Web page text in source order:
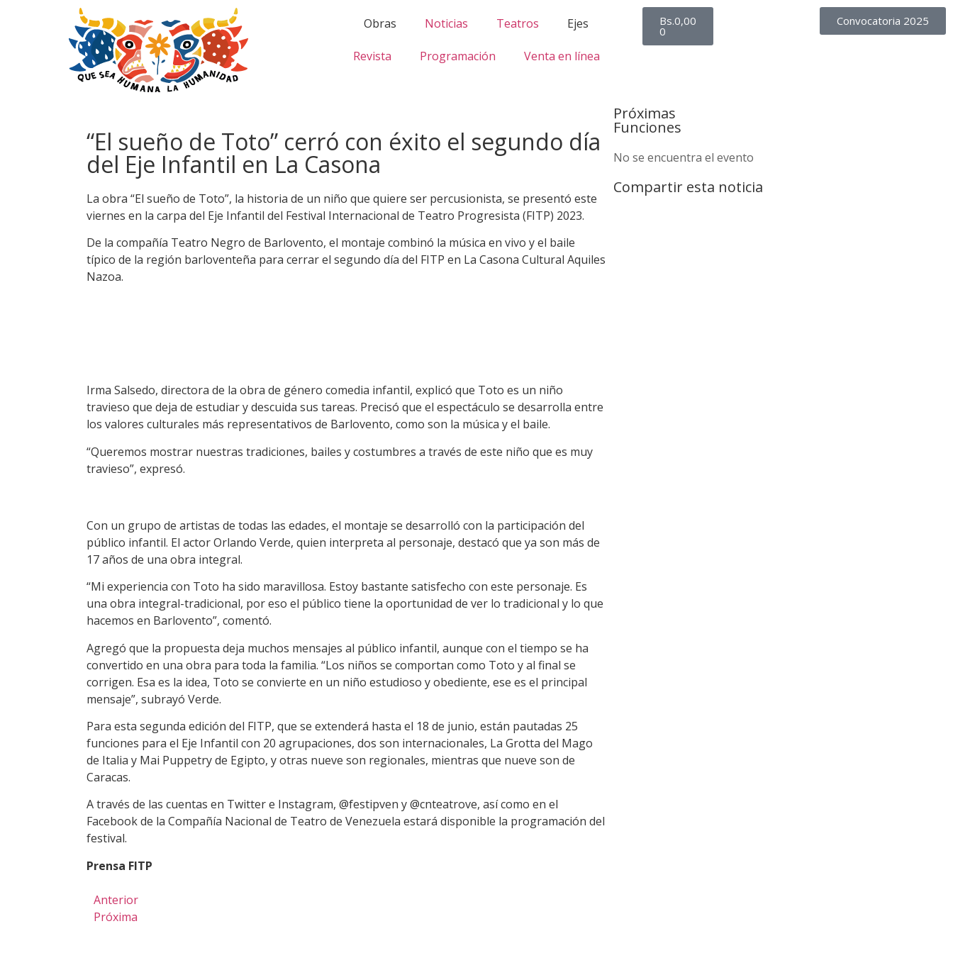
Obras Noticias Teatros Ejes
Revista Programación Venta en línea
Convocatoria 2025
Bs.0,00
0
“El sueño de Toto” cerró con éxito el segundo día
del Eje Infantil en La Casona
La obra “El sueño de Toto”, la historia de un niño que quiere ser percusionista, se presentó este
viernes en la carpa del Eje Infantil del Festival Internacional de Teatro Progresista (FITP) 2023.
De la compañía Teatro Negro de Barlovento, el montaje combinó la música en vivo y el baile
típico de la región barloventeña para cerrar el segundo día del FITP en La Casona Cultural Aquiles
Nazoa.
Irma Salsedo, directora de la obra de género comedia infantil, explicó que Toto es un niño
travieso que deja de estudiar y descuida sus tareas. Precisó que el espectáculo se desarrolla entre
los valores culturales más representativos de Barlovento, como son la música y el baile.
“Queremos mostrar nuestras tradiciones, bailes y costumbres a través de este niño que es muy
travieso”, expresó.
Con un grupo de artistas de todas las edades, el montaje se desarrolló con la participación del
público infantil. El actor Orlando Verde, quien interpreta al personaje, destacó que ya son más de
17 años de una obra integral.
“Mi experiencia con Toto ha sido maravillosa. Estoy bastante satisfecho con este personaje. Es
una obra integral-tradicional, por eso el público tiene la oportunidad de ver lo tradicional y lo que
hacemos en Barlovento”, comentó.
Agregó que la propuesta deja muchos mensajes al público infantil, aunque con el tiempo se ha
convertido en una obra para toda la familia. “Los niños se comportan como Toto y al final se
corrigen. Esa es la idea, Toto se convierte en un niño estudioso y obediente, ese es el principal
mensaje”, subrayó Verde.
Para esta segunda edición del FITP, que se extenderá hasta el 18 de junio, están pautadas 25
funciones para el Eje Infantil con 20 agrupaciones, dos son internacionales, La Grotta del Mago
de Italia y Mai Puppetry de Egipto, y otras nueve son regionales, mientras que nueve son de
Caracas.
A través de las cuentas en Twitter e Instagram, @festipven y @cnteatrove, así como en el
Facebook de la Compañía Nacional de Teatro de Venezuela estará disponible la programación del
festival.
Prensa FITP
Próximas
Funciones
No se encuentra el evento
Compartir esta noticia
Anterior
Próxima